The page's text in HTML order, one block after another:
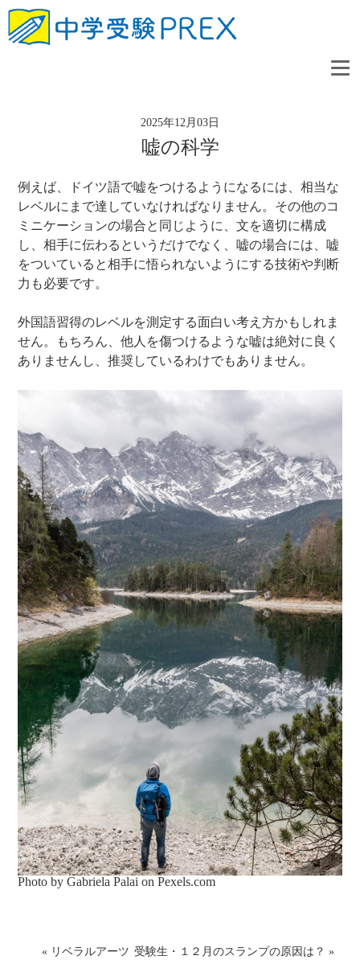
2025年12月03日
嘘の科学
例えば、ドイツ語で嘘をつけるようになるには、相当な
レベルにまで達していなければなりません。その他のコ
ミニケーションの場合と同じように、文を適切に構成
し、相手に伝わるというだけでなく、嘘の場合には、嘘
をついていると相手に悟られないようにする技術や判断
力も必要です。
外国語習得のレベルを測定する面白い考え方かもしれま
せん。もちろん、他人を傷つけるような嘘は絶対に良く
ありませんし、推奨しているわけでもありません。
Photo by Gabriela Palai onPexels.com
« リベラルアーツ 受験生・１２月のスランプの原因は？ »